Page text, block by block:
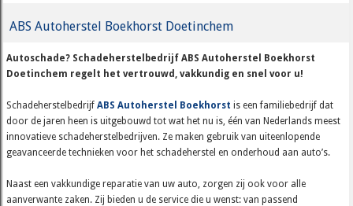
ABS Autoherstel Boekhorst Doetinchem
Autoschade? Schadeherstelbedrijf ABS Autoherstel Boekhorst
Doetinchem regelt het vertrouwd, vakkundig en snel voor u!
SchadeherstelbedrijfABS Autoherstel Boekhorst is een familiebedrijf dat
door de jaren heen is uitgebouwd tot wat het nu is, één van Nederlands meest
innovatieve schadeherstelbedrijven. Ze maken gebruik van uiteenlopende
geavanceerde technieken voor het schadeherstel en onderhoud aan auto’s.
Naast een vakkundige reparatie van uw auto, zorgen zij ook voor alle
aanverwante zaken. Zij bieden u de service die u wenst: van passend